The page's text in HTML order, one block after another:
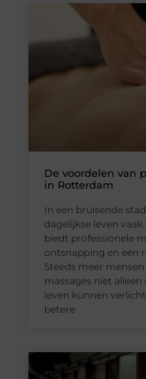
De voordelen van
in Rotterdam
In een bruisende
dagelijkse leven
biedt professionele
ontsnapping en een
Steeds meer
massages niet
leven kunnen
betere